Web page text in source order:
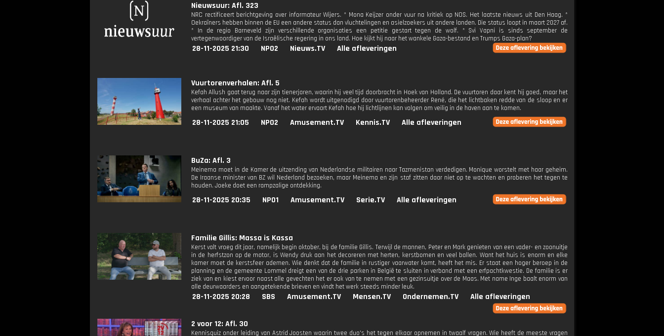
Nieuwsuur: Afl. 323
NRC rectificeert berichtgeving over informateur Wijers. * Mona Keijzer onder vuur na kritiek op NOS. Het laatste nieuws uit Den Haag. *
Oekraïners hebben binnen de EU een andere status dan vluchtelingen en asielzoekers uit andere landen. Die status loopt in maart 2027 af.
* In de regio Barneveld zijn verschillende organisaties een petitie gestart tegen de wolf. * Svi Vapni is sinds september de
vertegenwoordiger van de Israëlische regering in ons land. Hoe kijkt hij naar het wankele Gaza-bestand en Trumps Gaza-plan?
28-11-2025 21:30 NPO2 Nieuws.TV Alle afleveringen
Vuurtorenverhalen: Afl. 5
Kefah Allush gaat terug naar zijn tienerjaren, waarin hij veel tijd doorbracht in Hoek van Holland. De vuurtoren daar kent hij goed, maar het
verhaal achter het gebouw nog niet. Kefah wordt uitgenodigd door vuurtorenbeheerder René, die het lichtbaken redde van de sloop en er
een museum van maakte. Vanaf het water ervaart Kefah hoe hij lichtlijnen kan volgen om veilig in de haven aan te komen.
28-11-2025 21:05 NPO2 Amusement.TV Kennis.TV Alle afleveringen
BuZa: Afl. 3
Meinema moet in de Kamer de uitzending van Nederlandse militairen naar Tazmenistan verdedigen. Monique worstelt met haar geheim.
De Iraanse minister van BZ wil Nederland bezoeken, maar Meinema en zijn staf zitten daar niet op te wachten en proberen het tegen te
houden. Joeke doet een rampzalige ontdekking.
28-11-2025 20:35 NPO1 Amusement.TV Serie.TV Alle afleveringen
Familie Gillis: Massa is Kassa
Kerst valt vroeg dit jaar, namelijk begin oktober, bij de familie Gillis. Terwijl de mannen, Peter en Mark genieten van een vader- en zoonuitje
in de herfstzon op de motor, is Wendy druk aan het decoreren met herten, kerstbomen en veel ballen. Want het huis is enorm en elke
kamer moet de kerstsfeer ademen. Wie denkt dat de familie in rustiger vaarwater komt, heeft het mis. Er staat een hoger beroep in de
planning en de gemeente Lommel dreigt een van de drie parken in België te sluiten in verband met een erfpachtkwestie. De familie is er
ziek van en kiest ervoor naast alle gevechten het er ook van te nemen met een gezinsuitje over de Maas. Met name Inge baalt enorm van
alle deurwaarders en aangetekende brieven en vindt het werk steeds minder leuk.
28-11-2025 20:28 SBS Amusement.TV Mensen.TV Ondernemen.TV Alle afleveringen
2 voor 12: Afl. 30
Kennisquiz onder leiding van Astrid Joosten waarin twee duo's het tegen elkaar opnemen in twaalf vragen. Wie heeft de meeste vragen